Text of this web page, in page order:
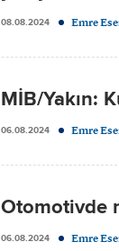
08.08.2024 Emre
MİB/Yakın:
06.08.2024 Emre
Otomotivde
06.08.2024 Emre